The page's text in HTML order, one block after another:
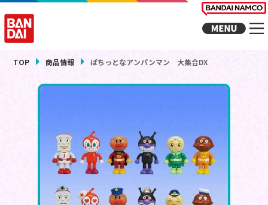
TOP 商品情報 ぱちっとなアンパンマン 大集合DX